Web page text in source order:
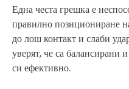
Една честа грешка е
правилно позициониране
до лош контакт и слаби
уверят, че са балансирани
си ефективно.